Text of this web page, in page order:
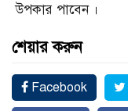
উপকার পাবেন ।
শেয়ার করুন
Facebook